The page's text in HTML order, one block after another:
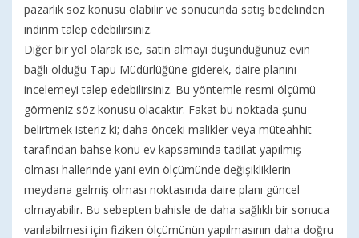
pazarlık söz konusu olabilir ve sonucunda satış bedelinden
indirim talep edebilirsiniz.
Diğer bir yol olarak ise, satın almayı düşündüğünüz evin
bağlı olduğu Tapu Müdürlüğüne giderek, daire planını
incelemeyi talep edebilirsiniz. Bu yöntemle resmi ölçümü
görmeniz söz konusu olacaktır. Fakat bu noktada şunu
belirtmek isteriz ki; daha önceki malikler veya müteahhit
tarafından bahse konu ev kapsamında tadilat yapılmış
olması hallerinde yani evin ölçümünde değişikliklerin
meydana gelmiş olması noktasında daire planı güncel
olmayabilir. Bu sebepten bahisle de daha sağlıklı bir sonuca
varılabilmesi için fiziken ölçümünün yapılmasının daha doğru